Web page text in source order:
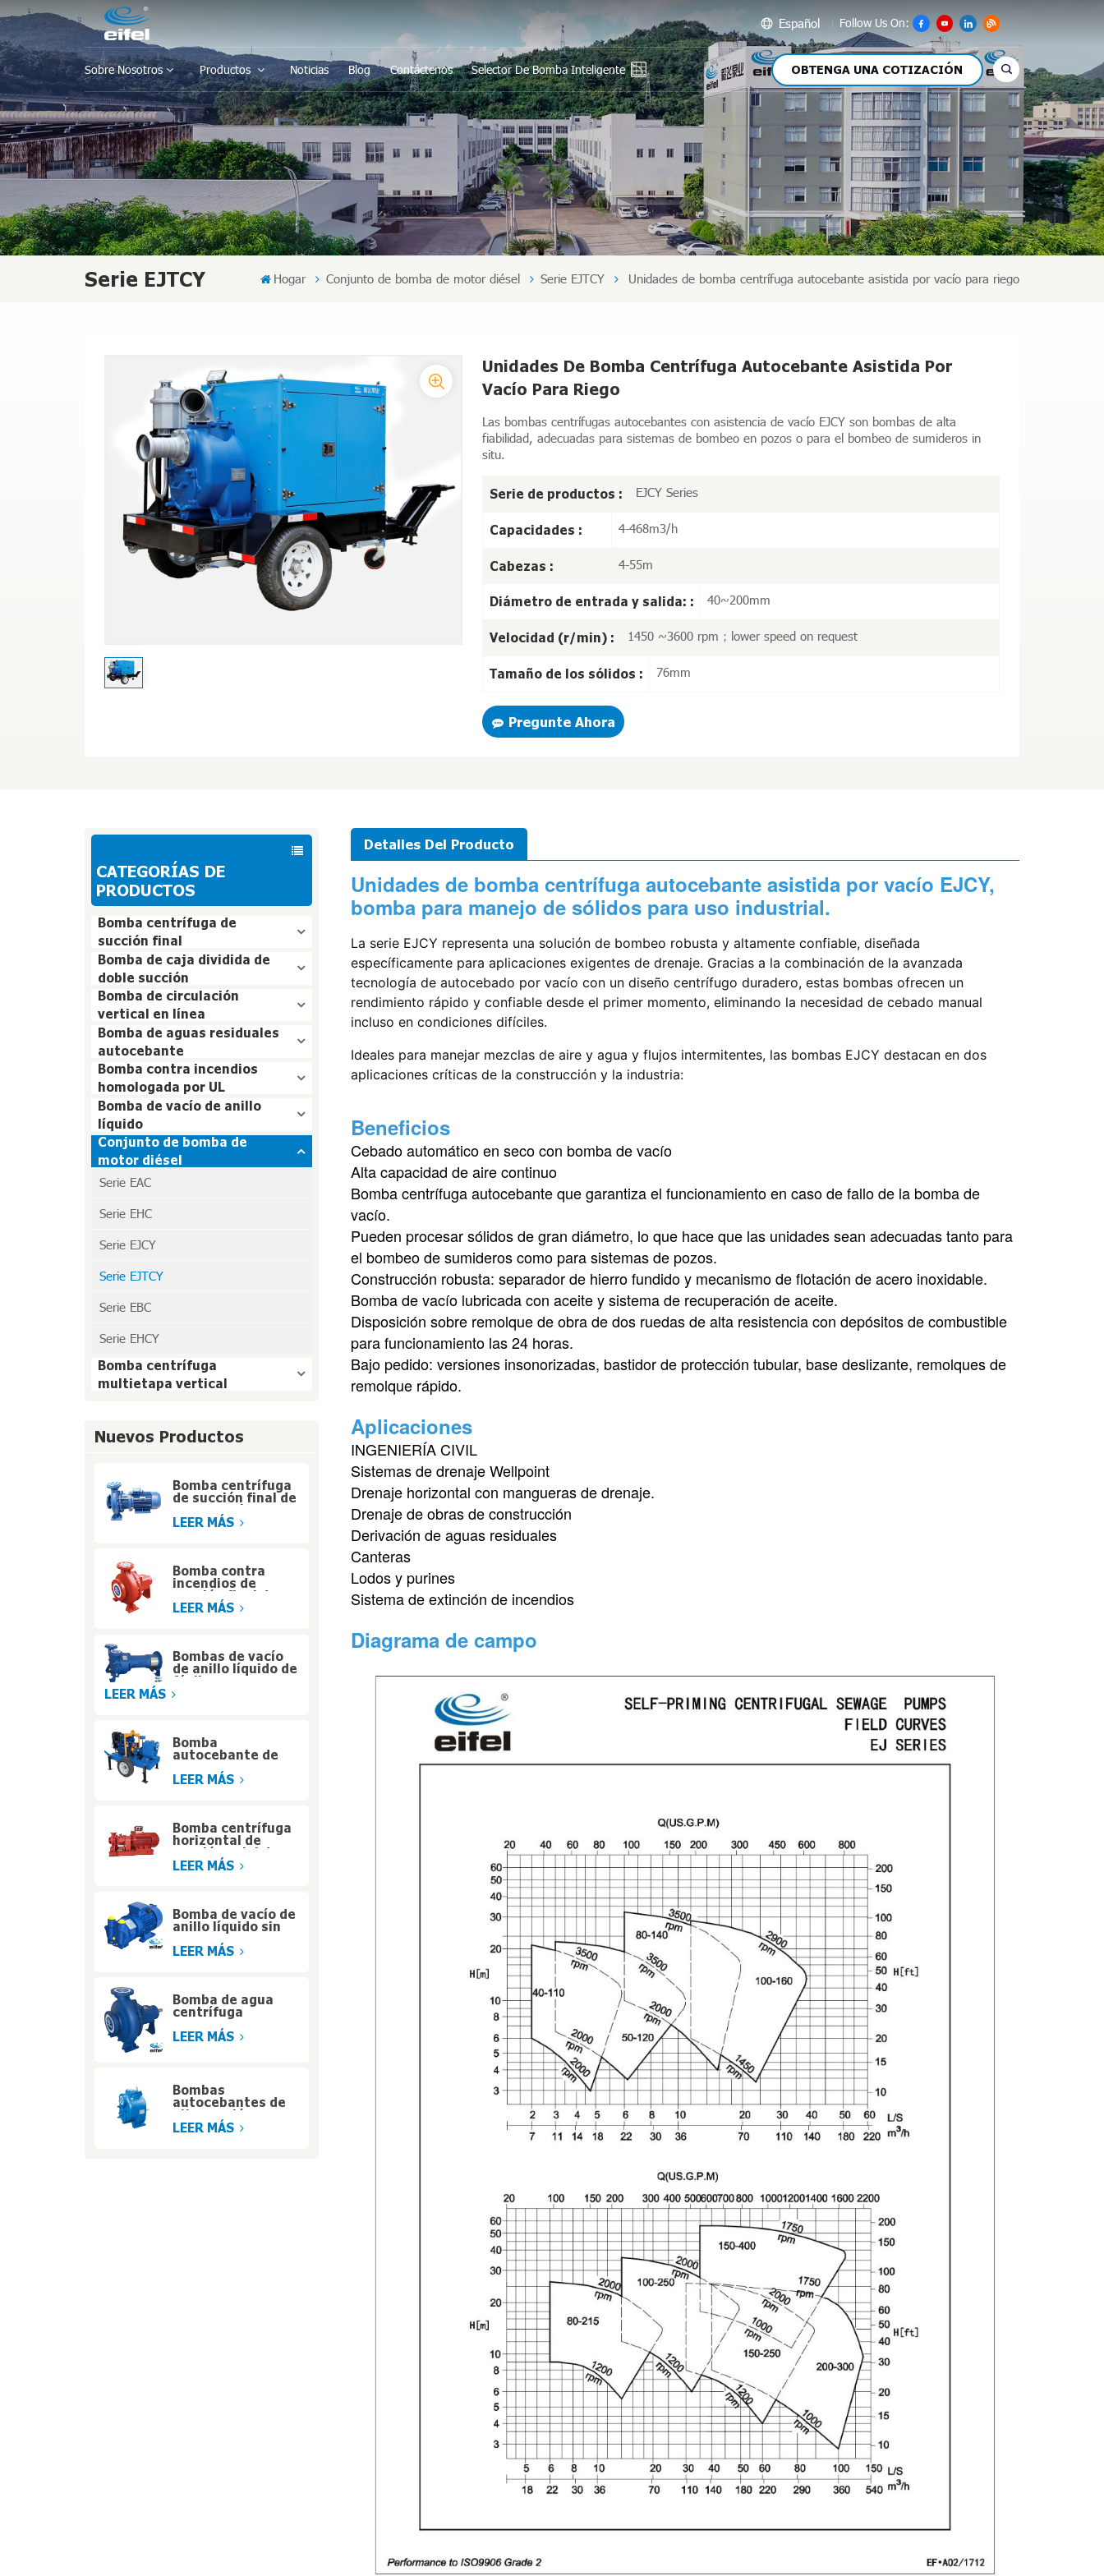
Español
English
Русский
Español
عربي
中文
Follow Us On:
Sobre Nosotros Productos Noticias Blog Contáctenos Selector De Bomba Inteligente OBTENGA UNA COTIZACIÓN
Serie EJTCY Hogar Conjunto de bomba de motor diésel Serie EJTCY Unidades de bomba centrífuga autocebante asistida por vacío para riego
Unidades De Bomba Centrífuga Autocebante Asistida Por
Vacío Para Riego
Las bombas centrífugas autocebantes con asistencia de vacío EJCY son bombas de alta
fiabilidad, adecuadas para sistemas de bombeo en pozos o para el bombeo de sumideros in
situ.
Serie de productos : EJCY Series
Capacidades : 4-468m3/h
Cabezas : 4-55m
Diámetro de entrada y salida: : 40~200mm
Velocidad (r/min) : 1450 ~3600 rpm；lower speed on request
Tamaño de los sólidos : 76mm
Pregunte Ahora
CATEGORÍAS DE
PRODUCTOS
Bomba centrífuga de
succión final
Bomba de caja dividida de
doble succión
Bomba de circulación
vertical en línea
Bomba de aguas residuales
autocebante
Bomba contra incendios
homologada por UL
Bomba de vacío de anillo
líquido
Conjunto de bomba de
motor diésel
Serie EAC
Serie EHC
Serie EJCY
Serie EJTCY
Serie EBC
Serie EHCY
Bomba centrífuga
multietapa vertical
Nuevos Productos
Bomba centrífuga
de succión final de
alta presión y
acoplamiento
LEER MÁS
Bomba contra
incendios de
succión final de
servicio pesado
LEER MÁS
Bombas de vacío
de anillo líquido de
fácil
mantenimiento
LEER MÁS
Bomba
autocebante de
sistemas de agua
LEER MÁS
Bomba centrífuga
horizontal de
succión axial de
alta eficiencia con
LEER MÁS
Bomba de vacío de
anillo líquido sin
aceite Eifel de una
etapa para la
LEER MÁS
Bomba de agua
centrífuga
horizontal de una
etapa Eifel según
LEER MÁS
Bombas
autocebantes de
alta presión para
manejo de sólidos
LEER MÁS
Detalles Del Producto
Unidades de bomba centrífuga autocebante asistida por vacío EJCY,
bomba para manejo de sólidos para uso industrial.
La serie EJCY representa una solución de bombeo robusta y altamente confiable, diseñada
específicamente para aplicaciones exigentes de drenaje. Gracias a la combinación de la avanzada
tecnología de autocebado por vacío con un diseño centrífugo duradero, estas bombas ofrecen un
rendimiento rápido y confiable desde el primer momento, eliminando la necesidad de cebado manual
incluso en condiciones difíciles.
Ideales para manejar mezclas de aire y agua y flujos intermitentes, las bombas EJCY destacan en dos
aplicaciones críticas de la construcción y la industria:
Beneficios
Cebado automático en seco con bomba de vacío
Alta capacidad de aire continuo
Bomba centrífuga autocebante que garantiza el funcionamiento en caso de fallo de la bomba de
vacío.
Pueden procesar sólidos de gran diámetro, lo que hace que las unidades sean adecuadas tanto para
el bombeo de sumideros como para sistemas de pozos.
Construcción robusta: separador de hierro fundido y mecanismo de flotación de acero inoxidable.
Bomba de vacío lubricada con aceite y sistema de recuperación de aceite.
Disposición sobre remolque de obra de dos ruedas de alta resistencia con depósitos de combustible
para funcionamiento las 24 horas.
Bajo pedido: versiones insonorizadas, bastidor de protección tubular, base deslizante, remolques de
remolque rápido.
Aplicaciones
INGENIERÍA CIVIL
Sistemas de drenaje Wellpoint
Drenaje horizontal con mangueras de drenaje.
Drenaje de obras de construcción
Derivación de aguas residuales
Canteras
Lodos y purines
Sistema de extinción de incendios
Diagrama de campo